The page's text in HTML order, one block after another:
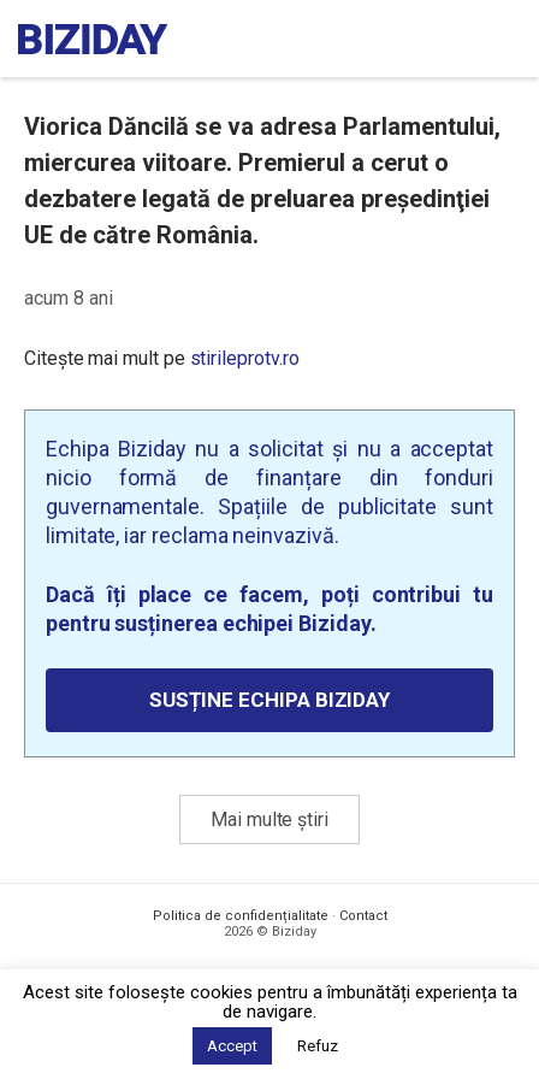
Viorica Dăncilă se va adresa Parlamentului,
miercurea viitoare. Premierul a cerut o
dezbatere legată de preluarea preşedinţiei
UE de către România.
acum 8 ani
Citește mai mult pe stirileprotv.ro
Echipa Biziday nu a solicitat și nu a acceptat
nicio formă de finanțare din fonduri
guvernamentale. Spațiile de publicitate sunt
limitate, iar reclama neinvazivă.
Dacă îți place ce facem, poți contribui tu
pentru susținerea echipei Biziday.
SUSȚINE ECHIPA BIZIDAY
Mai multe știri
Politica de confidențialitate · Contact
2026 © Biziday
Acest site foloseşte cookies pentru a îmbunătăți experiența ta
de navigare.
Accept Refuz